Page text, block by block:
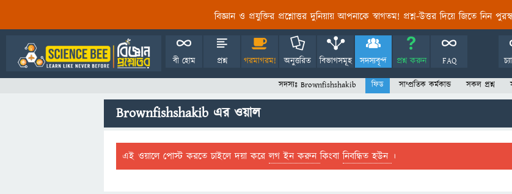
বিজ্ঞান ও প্রযুক্তির প্রশ্নোত্তর দুনিয়ায় আপনাকে স্বাগতম! প্রশ্ন-উত্তর দিয়ে জিতে নিন
বী হোম প্রশ্ন গরমাগরম! অনুত্তরিত বিভাগসমূহ সদস্যবৃন্দ প্রশ্ন করুন FAQ
সদস্যঃ Brownfishshakib ফিড সাম্প্রতিক কর্মকান্ড সকল প্রশ্ন
Brownfishshakib এর ওয়াল
এই ওয়ালে পোস্ট করতে চাইলে দয়া করেলগ ইন করুনকিংবানিবন্ধিত হউন ।